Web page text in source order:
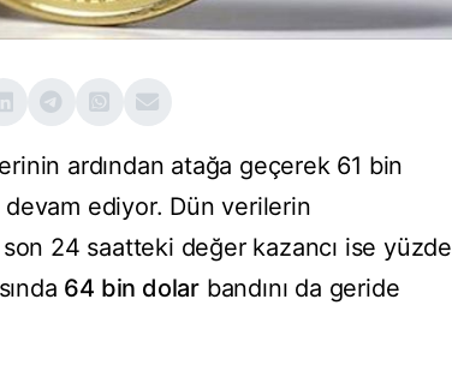
ardından atağa geçerek 61 bin
ediyor. Dün verilerin
24 saatteki değer kazancı ise yüzde
64 bin dolar bandını da geride